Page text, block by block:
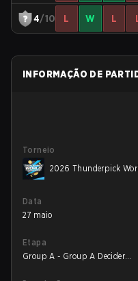
4/10 L W L
INFORMAÇÃO DE
Torneio
2026 Thunderpick
Data
27 maio
Etapa
Group A - Group A Decider